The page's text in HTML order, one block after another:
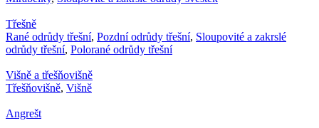
Třešně
Rané odrůdy třešní, Pozdní odrůdy třešní, Sloupovité a zakrslé
odrůdy třešní, Polorané odrůdy třešní
Višně a třešňovišně
Třešňovišně, Višně
Angrešt